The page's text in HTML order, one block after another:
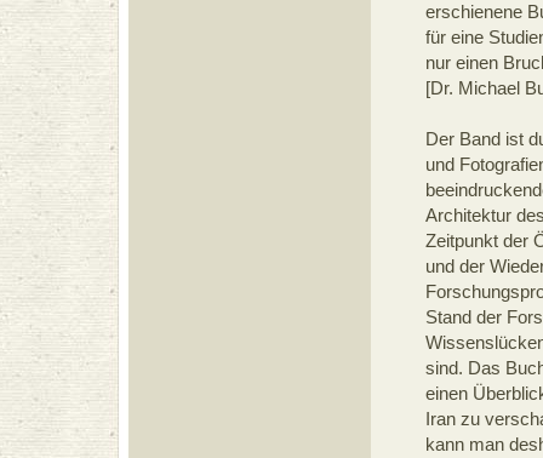
erschienene
für eine
nur einen
[Dr. Michael
Der Band ist
und
Architektur
Zeitpunkt der
und der
Stand der
sind. Das
einen
Iran zu
kann man